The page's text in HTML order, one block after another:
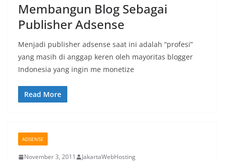
Membangun Blog Sebagai
Publisher Adsense
Menjadi publisher adsense saat ini adalah “profesi”
yang masih di anggap keren oleh mayoritas blogger
Indonesia yang ingin me monetize
Read More
ADSENSE
November 3, 2011 JakartaWebHosting